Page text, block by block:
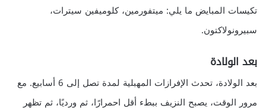
تكيسات المبايض ما يلي: ميتفورمين، كلوميفين سيترات،
سبيرونولاكتون.
بعد الولادة
بعد الولادة، تحدث الإفرازات المهبلية لمدة تصل إلى 6 أسابيع. مع
مرور الوقت، يصبح النزيف ببطء أقل احمرارًا، ثم ورديًا، ثم تظهر